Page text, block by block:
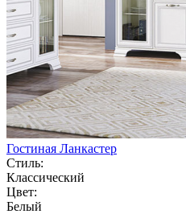
Гостиная Ланкастер
Стиль:
Классический
Цвет:
Белый